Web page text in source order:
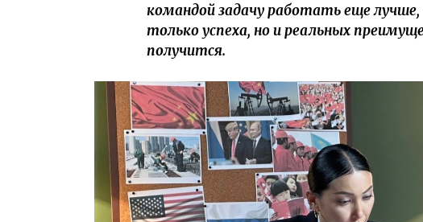
командой задачу работать еще
только успеха, но и реальных
получится.